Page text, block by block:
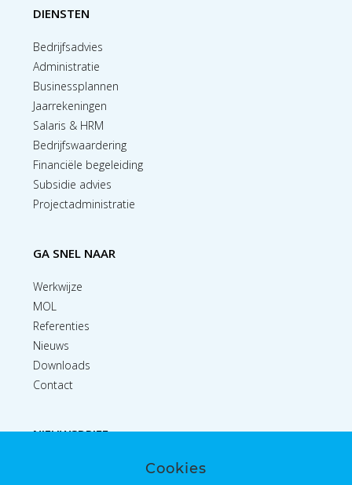
DIENSTEN
Bedrijfsadvies
Administratie
Businessplannen
Jaarrekeningen
Salaris & HRM
Bedrijfswaardering
Financiële begeleiding
Subsidie advies
Projectadministratie
GA SNEL NAAR
Werkwijze
MOL
Referenties
Nieuws
Downloads
Contact
NIEUWSBRIEF
Cookies